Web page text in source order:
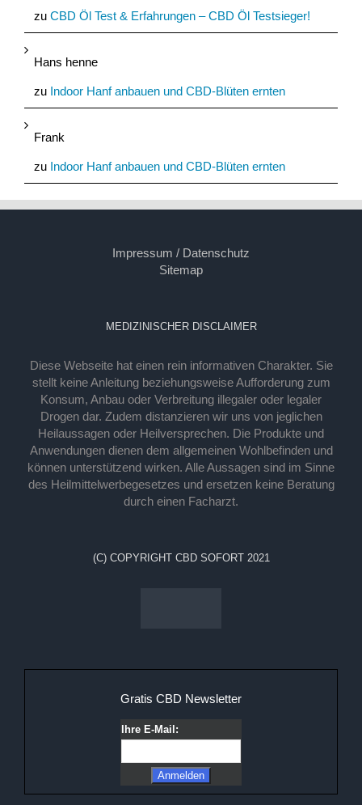
zu CBD Öl Test & Erfahrungen – CBD Öl Testsieger!
Hans henne
zu Indoor Hanf anbauen und CBD-Blüten ernten
Frank
zu Indoor Hanf anbauen und CBD-Blüten ernten
Impressum / Datenschutz
Sitemap
MEDIZINISCHER DISCLAIMER
Diese Webseite hat einen rein informativen Charakter. Sie
stellt keine Anleitung beziehungsweise Aufforderung zum
Konsum, Anbau oder Verbreitung illegaler oder legaler
Drogen dar. Zudem distanzieren wir uns von jeglichen
Heilaussagen oder Heilversprechen. Die Produkte und
Anwendungen dienen dem allgemeinen Wohlbefinden und
können unterstützend wirken. Alle Aussagen sind im Sinne
des Heilmittelwerbegesetzes und ersetzen keine Beratung
durch einen Facharzt.
(C) COPYRIGHT CBD SOFORT 2021
Gratis CBD Newsletter
Ihre E-Mail: